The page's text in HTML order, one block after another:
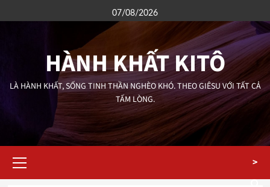
07/08/2026
HÀNH KHẤT KITÔ
LÀ HÀNH KHẤT, SỐNG TINH THẦN NGHÈO KHÓ. THEO GIÊSU VỚI TẤT CẢ
TẤM LÒNG.
>